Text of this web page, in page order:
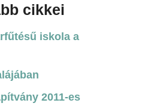
cikkei
iskola a
2011-es